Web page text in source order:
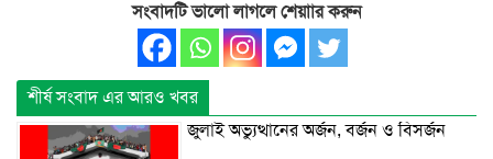
সংবাদটি ভালো লাগলে শেয়াার করুন
শীর্ষ সংবাদ এর আরও খবর
জুলাই অভ্যুত্থানের অর্জন, বর্জন ও বিসর্জন